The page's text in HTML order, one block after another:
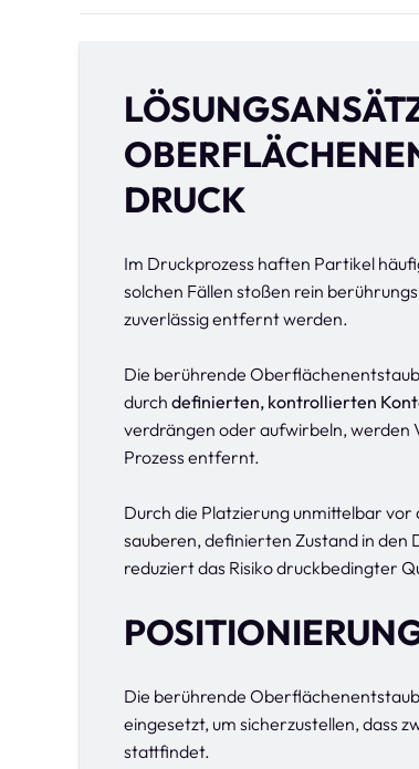
DRUCK
Im Druckprozess haften Partikel
solchen Fällen stoßen rein
zuverlässig entfernt werden.
Die berührende
durch definierten, kontrollierten
verdrängen oder aufwirbeln, werden
Prozess entfernt.
Durch die Platzierung unmittelbar
sauberen, definierten Zustand in den
reduziert das Risiko druckbedingter
Die berührende
eingesetzt, um sicherzustellen, dass
stattfindet.